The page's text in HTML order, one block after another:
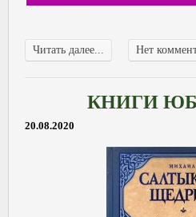
Читать далее... Нет
КНИГИ
20.08.2020